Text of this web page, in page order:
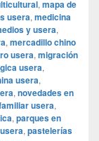
, mapa de
usera, medicina
y usera,
, mercadillo chino
usera, migración
usera,
usera,
, novedades en
usera,
, parques en
, pastelerías